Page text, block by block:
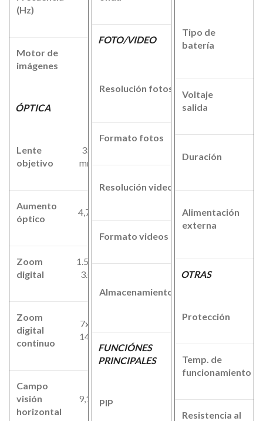
(Hz)
60/30
Motor de
imágenes
ÓPTICA
Lente
objetivo
35
mm
Aumento
óptico
4,7x
Zoom
digital
1.5x-
3.0
Zoom
digital
continuo
7x-
14x
Campo
visión
horizontal
9,1°
FOTO/VIDEO
Resolución fotos
2592x1940
px
Formato fotos .JPG
Resolución video
px
Formato videos
Almacenamiento
Tarjeta
FUNCIÓNES
PRINCIPALES
PIP Si
Tipo de
batería
Voltaje
salida
Duración
Alimentación
externa
OTRAS
Protección
Temp. de
funcionamiento
Resistencia al